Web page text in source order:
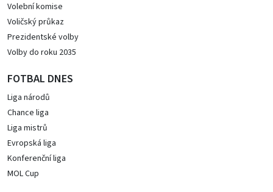
Volební komise
Voličský průkaz
Prezidentské volby
Volby do roku 2035
FOTBAL DNES
Liga národů
Chance liga
Liga mistrů
Evropská liga
Konferenční liga
MOL Cup